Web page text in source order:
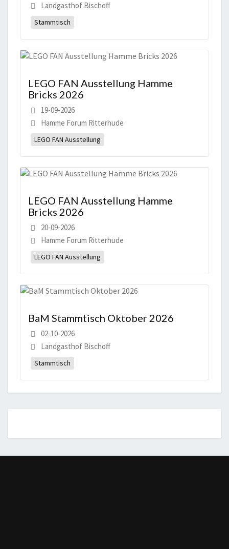
Landgasthof Bischoff
Stammtisch
LEGO FAN Ausstellung Hamme
Bricks 2026
19-09-2026
Hamme Forum Ritterhude
LEGO FAN Ausstellung
LEGO FAN Ausstellung Hamme
Bricks 2026
20-09-2026
Hamme Forum Ritterhude
LEGO FAN Ausstellung
BaM Stammtisch Oktober 2026
02-10-2026
Landgasthof Bischoff
Stammtisch